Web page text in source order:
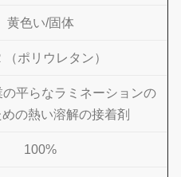
黄色い/固体
（ポリウレタン）
平らなラミネーションの
の熱い溶解の接着剤
100%